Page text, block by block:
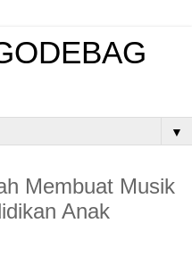
▼
Membuat Musik
Anak